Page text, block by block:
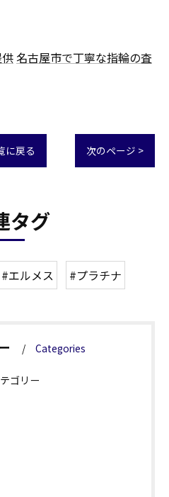
名古屋市で丁寧な指輪の査
に戻る 次のページ >
タグ
#エルメス #プラチナ
Categories
ゴリー